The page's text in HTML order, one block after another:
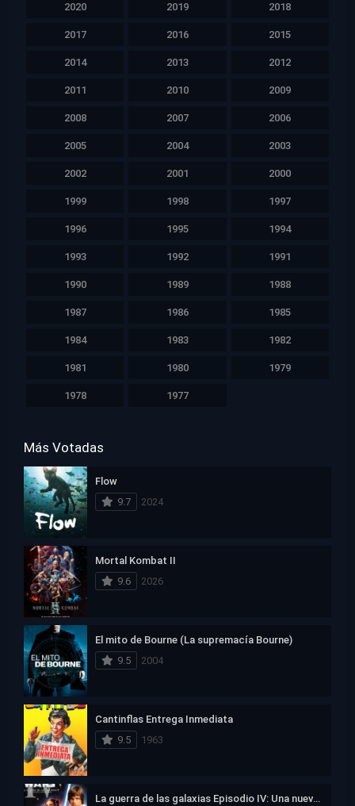
2020 2019 2018
2017 2016 2015
2014 2013 2012
2011 2010 2009
2008 2007 2006
2005 2004 2003
2002 2001 2000
1999 1998 1997
1996 1995 1994
1993 1992 1991
1990 1989 1988
1987 1986 1985
1984 1983 1982
1981 1980 1979
1978 1977
Más Votadas
Flow
9.7
2024
Mortal Kombat II
9.6
2026
El mito de Bourne (La supremacía Bourne)
9.5
2004
Cantinflas Entrega Inmediata
9.5
1963
La guerra de las galaxias Episodio IV: Una nueva esperanza